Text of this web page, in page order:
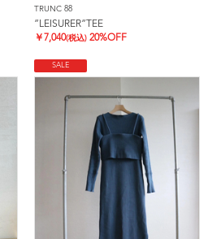
TRUNC 88
”LEISURER”TEE
￥ 7,040(税込) 20%OFF
SALE